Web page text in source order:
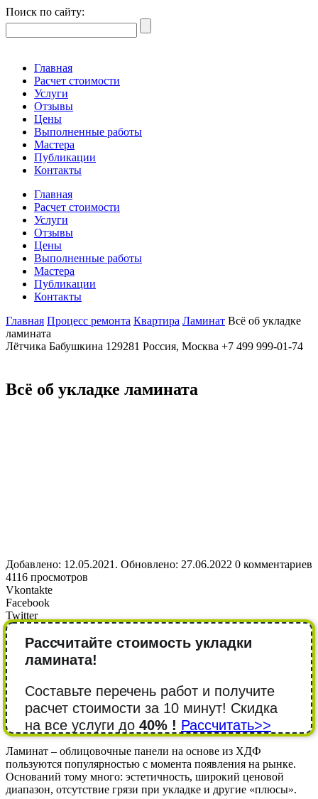
Поиск по сайту:
Главная
Расчет стоимости
Услуги
Отзывы
Цены
Выполненные работы
Мастера
Публикации
Контакты
Главная
Расчет стоимости
Услуги
Отзывы
Цены
Выполненные работы
Мастера
Публикации
Контакты
Главная Процесс ремонта Квартира Ламинат Всё об укладке
ламината
Лётчика Бабушкина 129281 Россия, Москва +7 499 999-01-74
Всё об укладке ламината
Добавлено: 12.05.2021. Обновлено: 27.06.2022 0 комментариев
4116 просмотров
Vkontakte
Facebook
Twitter
Рассчитайте стоимость укладки
ламината!
Составьте перечень работ и получите
расчет стоимости за 10 минут! Cкидка
на все услуги до 40% ! Рассчитать>>
Ламинат – облицовочные панели на основе из ХДФ
пользуются популярностью с момента появления на рынке.
Оснований тому много: эстетичность, широкий ценовой
диапазон, отсутствие грязи при укладке и другие «плюсы».